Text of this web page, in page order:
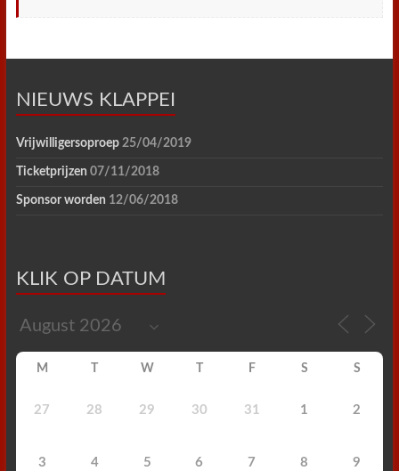
NIEUWS KLAPPEI
Vrijwilligersoproep 25/04/2019
Ticketprijzen 07/11/2018
Sponsor worden 12/06/2018
KLIK OP DATUM
M W F S S
27 28 29 30 31 1 2
3 4 5 6 7 8 9